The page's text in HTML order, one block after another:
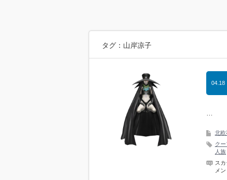
タグ：山岸凉子
04.18
…
北欧
ク
人族
ス
メ